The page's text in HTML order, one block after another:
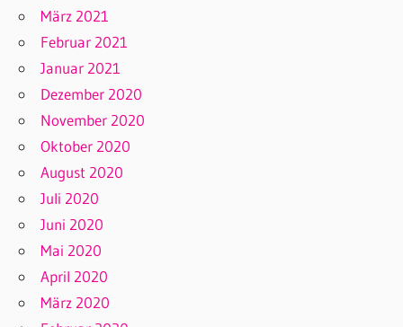
März 2021
Februar 2021
Januar 2021
Dezember 2020
November 2020
Oktober 2020
August 2020
Juli 2020
Juni 2020
Mai 2020
April 2020
März 2020